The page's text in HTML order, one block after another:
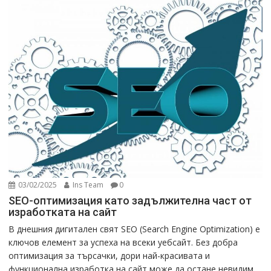
03/02/2025 Ins Team 0
SEO-оптимизация като задължителна част от
изработката на сайт
В днешния дигитален свят SEO (Search Engine Optimization) е
ключов елемент за успеха на всеки уебсайт. Без добра
оптимизация за търсачки, дори най-красивата и
функционална изработка на сайт може да остане невидим